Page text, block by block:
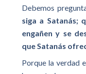
Debemos
siga a Satanás;
engañen y se
que Satanás
Porque la verdad